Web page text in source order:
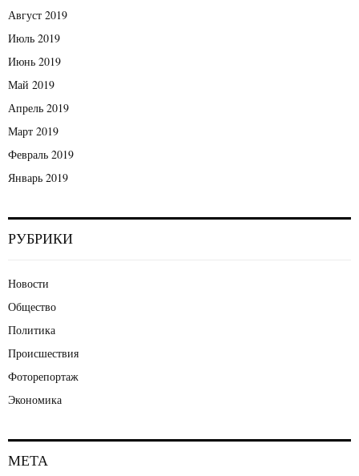
Август 2019
Июль 2019
Июнь 2019
Май 2019
Апрель 2019
Март 2019
Февраль 2019
Январь 2019
РУБРИКИ
Новости
Общество
Политика
Происшествия
Фоторепортаж
Экономика
МЕТА